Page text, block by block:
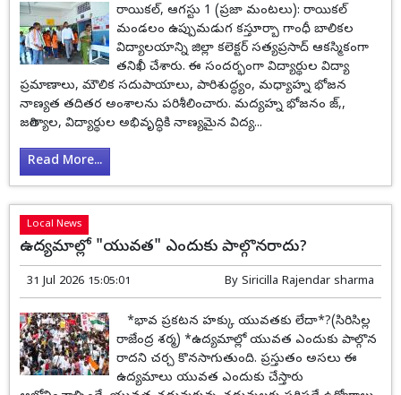
రాయికల్, ఆగస్టు 1 (ప్రజా మంటలు): రాయికల్
మండలం ఉప్పుమడుగ కస్తూర్బా గాంధీ బాలికల
విద్యాలయాన్ని జిల్లా కలెక్టర్ సత్యప్రసాద్ ఆకస్మికంగా
తనిఖీ చేశారు. ఈ సందర్భంగా విద్యార్థుల విద్యా
ప్రమాణాలు, మౌలిక సదుపాయాలు, పారిశుద్ధ్యం, మధ్యాహ్న భోజన
నాణ్యత తదితర అంశాలను పరిశీలించారు. మద్యహ్న భోజనం జ్,,
జగిత్యాల, విద్యార్థుల అభివృద్ధికి నాణ్యమైన విద్య...
Read More...
Local News
ఉద్యమాల్లో "యువత" ఎందుకు పాల్గొనరాదు?
31 Jul 2026 15:05:01 By Siricilla Rajendar sharma
*భావ ప్రకటన హక్కు యువతకు లేదా*?(సిరిసిల్ల
రాజేంద్ర శర్మ) *ఉద్యమాల్లో యువత ఎందుకు పాల్గొన
రాదని చర్చ కొనసాగుతుంది. ప్రస్తుతం అసలు ఈ
ఉద్యమాలు యువత ఎందుకు చేస్తారు